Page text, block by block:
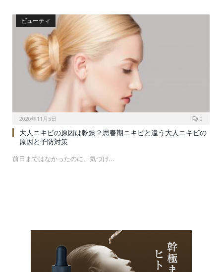
ビューティ
2020年11月5日 0
大人ニキビの原因は乾燥？思春期ニキビと違う大人ニキビの
原因と予防対策
前日まではなかったのに、気づけ…